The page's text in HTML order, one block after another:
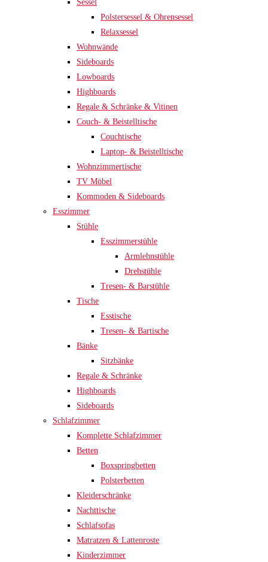
Sessel
Polstersessel & Ohrensessel
Relaxsessel
Wohnwände
Sideboards
Lowboards
Highboards
Regale & Schränke & Vitinen
Couch- & Beistelltische
Couchtische
Laptop- & Beistelltische
Wohnzimmertische
TV Möbel
Kommoden & Sideboards
Esszimmer
Stühle
Esszimmerstühle
Armlehnstühle
Drehstühle
Tresen- & Barstühle
Tische
Esstische
Tresen- & Bartische
Bänke
Sitzbänke
Regale & Schränke
Highboards
Sideboards
Schlafzimmer
Komplette Schlafzimmer
Betten
Boxspringbetten
Polsterbetten
Kleiderschränke
Nachttische
Schlafsofas
Matratzen & Lattenroste
Kinderzimmer